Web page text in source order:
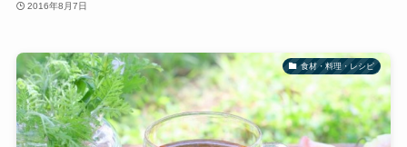
2016年8月7日
食材・料理・レシピ